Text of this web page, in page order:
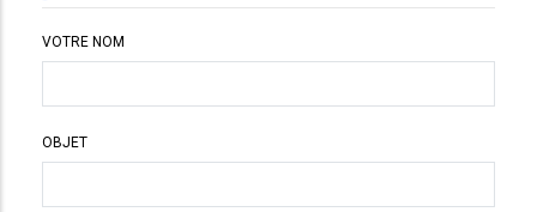
VOTRE NOM
OBJET